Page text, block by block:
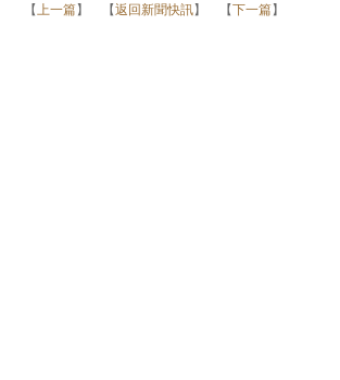
【上一篇】 【返回新聞快訊】 【下一篇】